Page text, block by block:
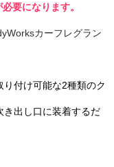
要になります。
カーフレグラン
付け可能な2種類のク
出し口に装着するだ